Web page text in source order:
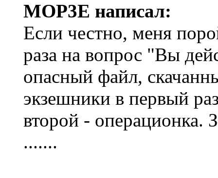
MOP3E написал:
Если честно, меня
раза на вопрос "Вы
опасный файл,
экзешники в первый
второй - операционка.
.......